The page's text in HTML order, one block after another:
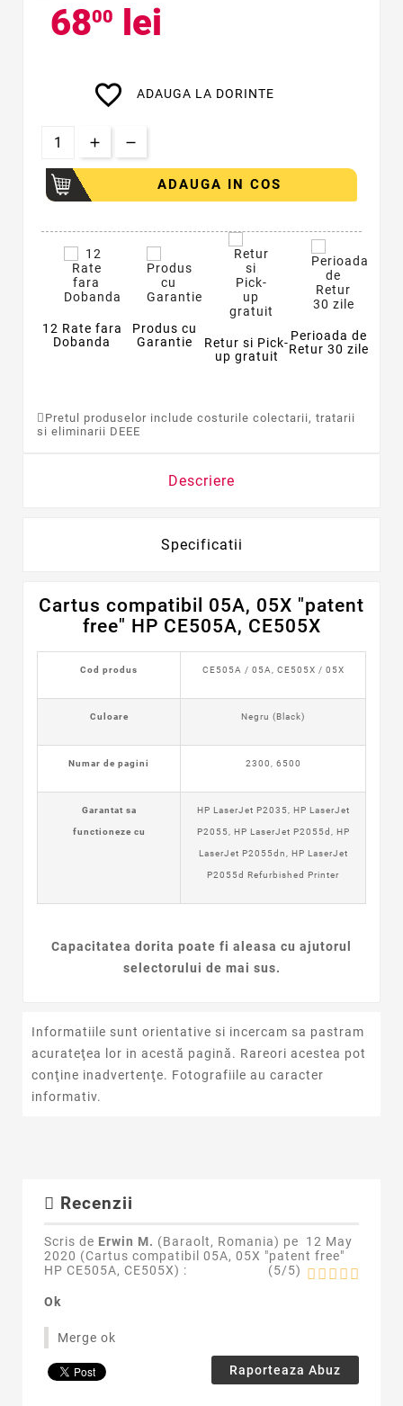
6800 lei
favorite_border ADAUGA LA DORINTE
ADAUGA IN COS
12 Rate fara
Dobanda
Produs cu
Garantie
Retur si Pick-
up gratuit
Perioada de
Retur 30 zile
Pretul produselor include costurile colectarii, tratarii
si eliminarii DEEE
Descriere
Specificatii
Cartus compatibil 05A, 05X "patent
free" HP CE505A, CE505X
Cod produs CE505A / 05A, CE505X / 05X
Culoare Negru (Black)
Numar de pagini 2300, 6500
Garantat sa
functioneze cu
HP LaserJet P2035, HP LaserJet
P2055, HP LaserJet P2055d , HP
LaserJet P2055dn, HP LaserJet
P2055d Refurbished Printer
Capacitatea dorita poate fi aleasa cu ajutorul
selectorului de mai sus.
Informatiile sunt orientative si incercam sa pastram
acurateţea lor in acestă pagină. Rareori acestea pot
conţine inadvertenţe. Fotografiile au caracter
informativ.
Recenzii
Scris de Erwin M. (Baraolt, Romania) pe 12 May
2020 (Cartus compatibil 05A, 05X "patent free"
HP CE505A, CE505X) : (5/5)
Ok
Merge ok
Raporteaza Abuz